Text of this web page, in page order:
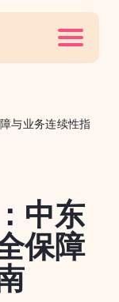
与业务连续性指
中东
保障